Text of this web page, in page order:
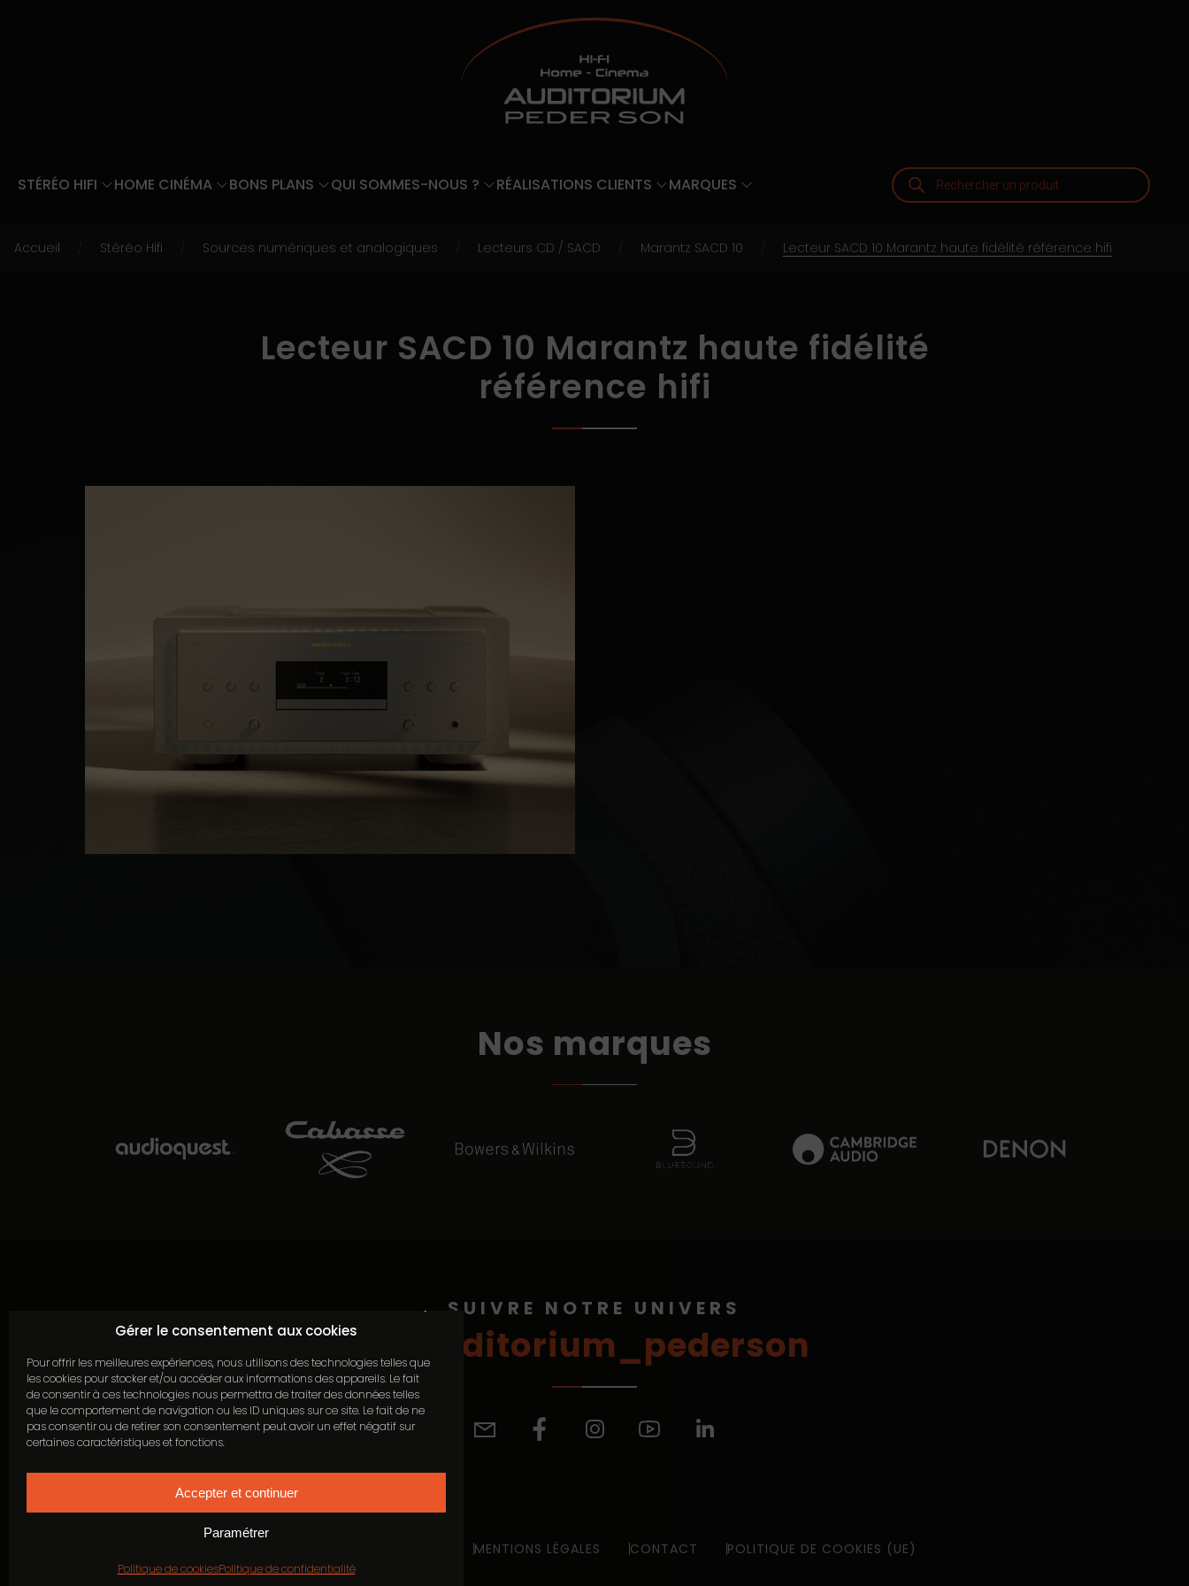
Gérer le consentement aux cookies
Pour offrir les meilleures expériences, nous utilisons des technologies telles que
les cookies pour stocker et/ou accéder aux informations des appareils. Le fait
de consentir à ces technologies nous permettra de traiter des données telles
que le comportement de navigation ou les ID uniques sur ce site. Le fait de ne
pas consentir ou de retirer son consentement peut avoir un effet négatif sur
certaines caractéristiques et fonctions.
Accepter et continuer
Paramétrer
Politique de cookiesPolitique de confidentialité
STÉRÉO HIFI HOME CINÉMA BONS PLANS QUI SOMMES-NOUS ? RÉALISATIONS CLIENTS MARQUES
Recherche
de
produits
Accueil / Stéréo Hifi / Sources numériques et analogiques / Lecteurs CD / SACD / Marantz SACD 10 / Lecteur SACD 10 Marantz haute fidélité référence hifi
Lecteur SACD 10 Marantz haute fidélité
référence hifi
Nos marques
SUIVRE NOTRE UNIVERS
@auditorium_pederson
MENTIONS LÉGALES CONTACT POLITIQUE DE COOKIES (UE)